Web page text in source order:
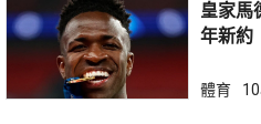
皇家馬
年新約
體育